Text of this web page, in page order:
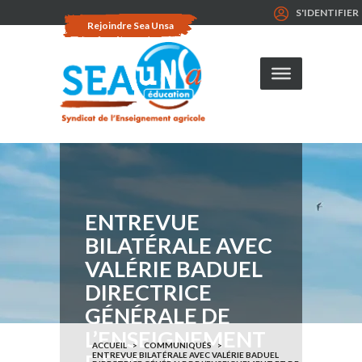
Rejoindre Sea Unsa
S'IDENTIFIER
ENTREVUE
BILATÉRALE AVEC
VALÉRIE BADUEL
DIRECTRICE
GÉNÉRALE DE
L’ENSEIGNEMENT
ACCUEIL
COMMUNIQUÉS
ENTREVUE BILATÉRALE AVEC VALÉRIE BADUEL